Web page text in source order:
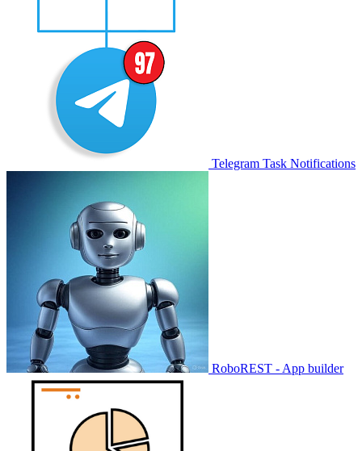
Telegram Task Notifications
RoboREST - App builder